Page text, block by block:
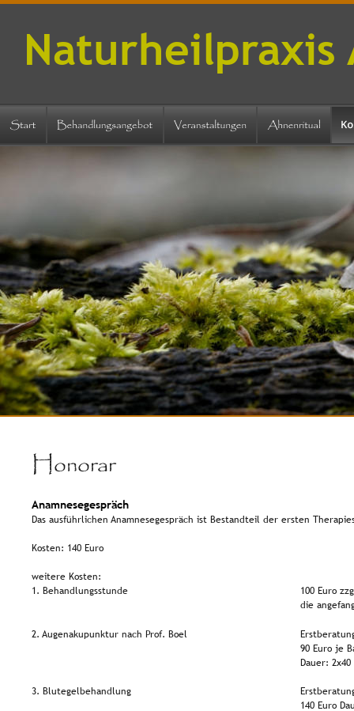
Naturheilpraxis
Honorar
Anamnesegespräch
Das ausführlichen Anamnesegespräch ist Bestandteil der ersten
Kosten: 140 Euro
weitere Kosten:
1. Behandlungsstunde
100 Euro
die
2. Augenakupunktur nach Prof. Boel
90 Euro je
Dauer:
3. Blutegelbehandlung
140 Euro